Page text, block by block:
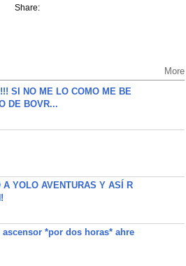
Share:
More
SI NO ME LO COMO ME BE
DE BOVR...
A YOLO AVENTURAS Y ASÍ R
ascensor *por dos horas* ahre